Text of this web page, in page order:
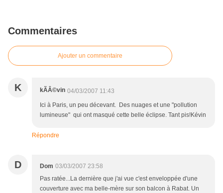
Commentaires
Ajouter un commentaire
K kÃÂ©vin 04/03/2007 11:43
Ici à Paris, un peu décevant. Des nuages et une "pollution
lumineuse" qui ont masqué cette belle éclipse. Tant pis!Kévin
Répondre
D Dom 03/03/2007 23:58
Pas ratée...La dernière que j'ai vue c'est enveloppée d'une
couverture avec ma belle-mère sur son balcon à Rabat. Un